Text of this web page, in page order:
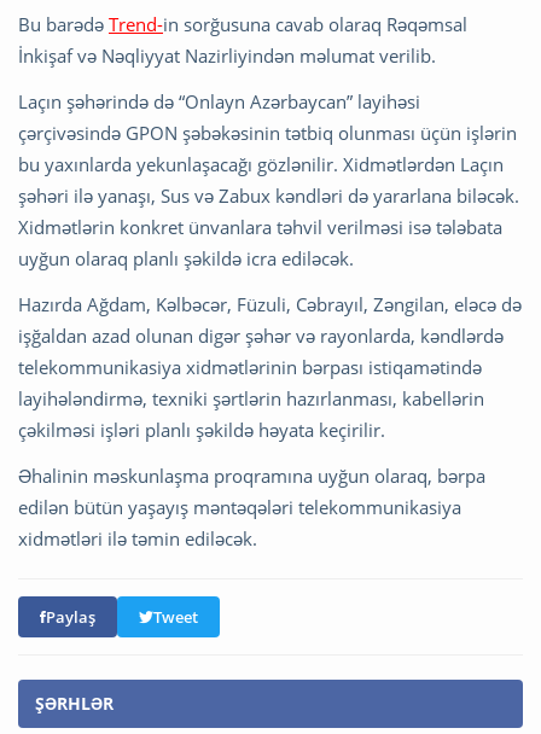
Bu barədə Trend-in sorğusuna cavab olaraq Rəqəmsal
İnkişaf və Nəqliyyat Nazirliyindən məlumat verilib.
Laçın şəhərində də “Onlayn Azərbaycan” layihəsi
çərçivəsində GPON şəbəkəsinin tətbiq olunması üçün işlərin
bu yaxınlarda yekunlaşacağı gözlənilir. Xidmətlərdən Laçın
şəhəri ilə yanaşı, Sus və Zabux kəndləri də yararlana biləcək.
Xidmətlərin konkret ünvanlara təhvil verilməsi isə tələbata
uyğun olaraq planlı şəkildə icra ediləcək.
Hazırda Ağdam, Kəlbəcər, Füzuli, Cəbrayıl, Zəngilan, eləcə də
işğaldan azad olunan digər şəhər və rayonlarda, kəndlərdə
telekommunikasiya xidmətlərinin bərpası istiqamətində
layihələndirmə, texniki şərtlərin hazırlanması, kabellərin
çəkilməsi işləri planlı şəkildə həyata keçirilir.
Əhalinin məskunlaşma proqramına uyğun olaraq, bərpa
edilən bütün yaşayış məntəqələri telekommunikasiya
xidmətləri ilə təmin ediləcək.
Paylaş Tweet
ŞƏRHLƏR